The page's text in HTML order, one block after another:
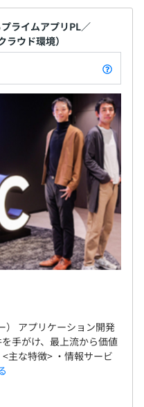
ライムアプリPL／
ウド環境）
アプリケーション開発
手がけ、最上流から価値
主な特徴> ・情報サービ